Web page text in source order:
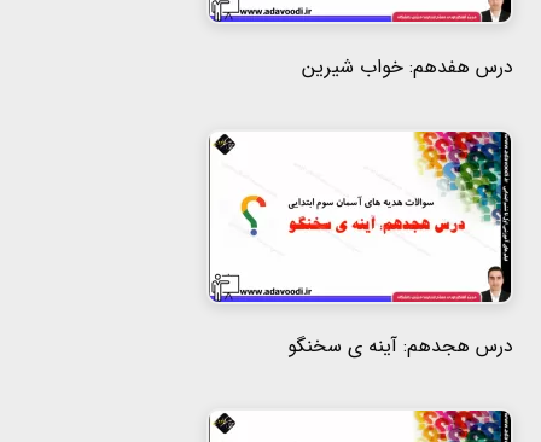
درس هفدهم: خواب شیرین
درس هجدهم: آینه ی سخنگو